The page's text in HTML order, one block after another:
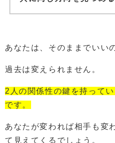
あなたは、そのままでいい
過去は変えられません。
2人の関係性の鍵を持って
です。
あなたが変われば相手も変
て見えてくるでしょう。